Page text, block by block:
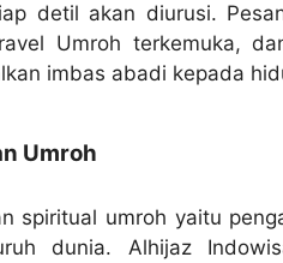
detil akan diurusi.
Umroh terkemuka,
imbas abadi kepada
Umroh
spiritual umroh yaitu
dunia. Alhijaz